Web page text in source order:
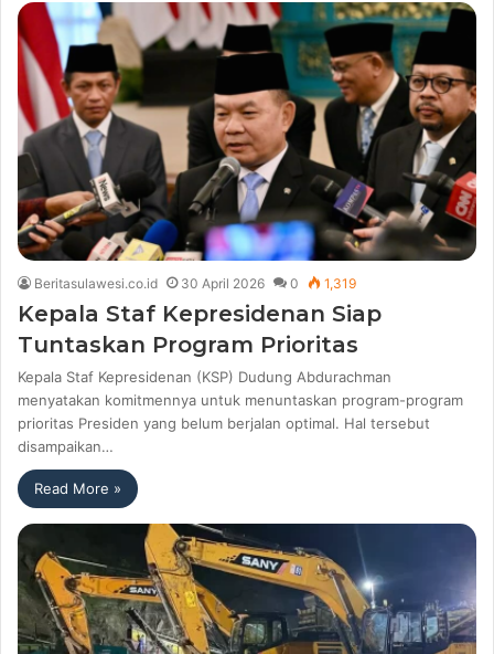
Beritasulawesi.co.id 30 April 2026 0 1,319
Kepala Staf Kepresidenan Siap
Tuntaskan Program Prioritas
Kepala Staf Kepresidenan (KSP) Dudung Abdurachman
menyatakan komitmennya untuk menuntaskan program-program
prioritas Presiden yang belum berjalan optimal. Hal tersebut
disampaikan…
Read More »